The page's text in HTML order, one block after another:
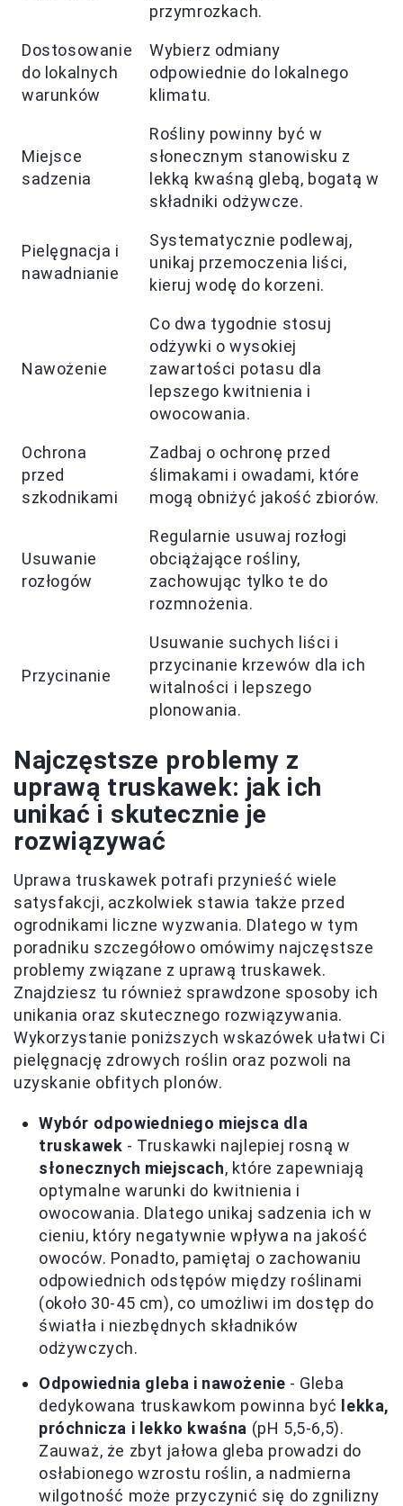
przymrozkach.
Dostosowanie
do lokalnych
warunków
Wybierz odmiany
odpowiednie do lokalnego
klimatu.
Miejsce
sadzenia
Rośliny powinny być w
słonecznym stanowisku z
lekką kwaśną glebą, bogatą w
składniki odżywcze.
Pielęgnacja i
nawadnianie
Systematycznie podlewaj,
unikaj przemoczenia liści,
kieruj wodę do korzeni.
Nawożenie
Co dwa tygodnie stosuj
odżywki o wysokiej
zawartości potasu dla
lepszego kwitnienia i
owocowania.
Ochrona
przed
szkodnikami
Zadbaj o ochronę przed
ślimakami i owadami, które
mogą obniżyć jakość zbiorów.
Usuwanie
rozłogów
Regularnie usuwaj rozłogi
obciążające rośliny,
zachowując tylko te do
rozmnożenia.
Przycinanie
Usuwanie suchych liści i
przycinanie krzewów dla ich
witalności i lepszego
plonowania.
Najczęstsze problemy z
uprawą truskawek: jak ich
unikać i skutecznie je
rozwiązywać
Uprawa truskawek potrafi przynieść wiele
satysfakcji, aczkolwiek stawia także przed
ogrodnikami liczne wyzwania. Dlatego w tym
poradniku szczegółowo omówimy najczęstsze
problemy związane z uprawą truskawek.
Znajdziesz tu również sprawdzone sposoby ich
unikania oraz skutecznego rozwiązywania.
Wykorzystanie poniższych wskazówek ułatwi Ci
pielęgnację zdrowych roślin oraz pozwoli na
uzyskanie obfitych plonów.
Wybór odpowiedniego miejsca dla
truskawek - Truskawki najlepiej rosną w
słonecznych miejscach, które zapewniają
optymalne warunki do kwitnienia i
owocowania. Dlatego unikaj sadzenia ich w
cieniu, który negatywnie wpływa na jakość
owoców. Ponadto, pamiętaj o zachowaniu
odpowiednich odstępów między roślinami
(około 30-45 cm), co umożliwi im dostęp do
światła i niezbędnych składników
odżywczych.
Odpowiednia gleba i nawożenie - Gleba
dedykowana truskawkom powinna być
lekka,
próchnicza i lekko kwaśna (pH 5,5-6,5).
Zauważ, że zbyt jałowa gleba prowadzi do
osłabionego wzrostu roślin, a nadmierna
wilgotność może przyczynić się do zgnilizny